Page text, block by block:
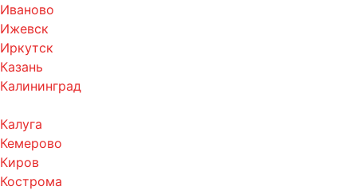
Иваново
Ижевск
Иркутск
Казань
Калининград
Калуга
Кемерово
Киров
Кострома